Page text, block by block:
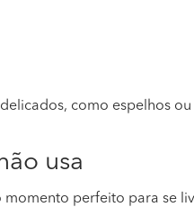
como espelhos
usa
momento perfeito para se